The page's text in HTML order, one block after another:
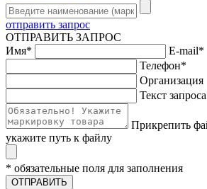
отправить запрос
ОТПРАВИТЬ ЗАПРОС
Имя* E-mail*
Телефон*
Организация
Текст запроса
Прикрепить
укажите путь к файлу
* обязательные поля для заполнения
ОТПРАВИТЬ